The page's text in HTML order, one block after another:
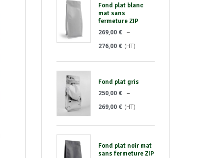
Fond plat blanc
mat sans
fermeture ZIP
269,00 € –
276,00 € (HT)
Fond plat gris
250,00 € –
269,00 € (HT)
Fond plat noir mat
sans fermeture ZIP